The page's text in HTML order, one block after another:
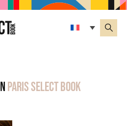
Paris Select Book